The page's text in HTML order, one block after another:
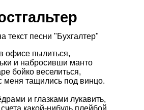
текст песни "Бухгалтер"
офисе пылиться,
и набросивши манто
бойко веселиться,
меня тащились под винцо.
и глазками лукавить,
какой-нибудь плейбой,